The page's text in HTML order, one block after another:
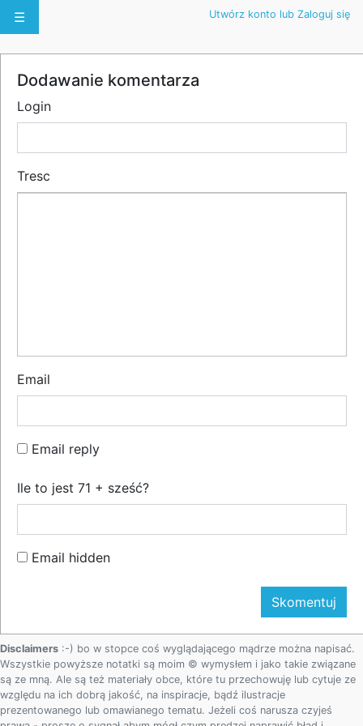
☰ Utwórz konto lub Zaloguj się
Dodawanie komentarza
Login
Tresc
Email
Email reply
Ile to jest 71 + sześć?
Email hidden
Disclaimers :-) bo w stopce coś wyglądającego mądrze można napisać.
Wszystkie powyższe notatki są moim © wymysłem i jako takie związane
są ze mną. Ale są też materiały obce, które tu przechowuję lub cytuje ze
względu na ich dobrą jakość, na inspiracje, bądź ilustracje
prezentowanego lub omawianego tematu. Jeżeli coś narusza czyjeś